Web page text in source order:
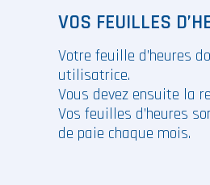
VOS FEUILLES
Votre feuille d’heures
utilisatrice.
Vous devez ensuite la
Vos feuilles d’heures
de paie chaque mois.